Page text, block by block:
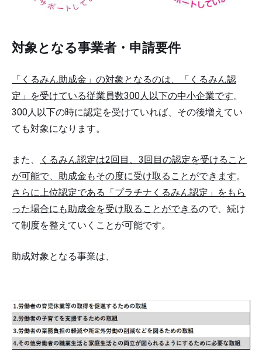
対象となる事業者・申請要件
「くるみん助成金」の対象となるのは、「くるみん認
定」を受けている従業員数300人以下の中小企業です。
300人以下の時に認定を受けていれば、その後増えてい
ても対象になります。
また、
くるみん認定は2回目、3回目の認定を受けること
が可能で、助成金もその度に受け取ることができます。
さらに上位認定である「プラチナくるみん認定」をもら
った場合にも助成金を受け取ることができるので、続け
て制度を整えていくことが可能です。
助成対象となる事業は、